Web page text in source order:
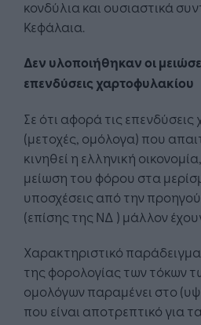
κονδύλια και ουσιαστικά
Κεφάλαια.
Δεν υλοποιήθηκαν οι
επενδύσεις χαρτοφυλακίου
Σε ότι αφορά τις
(μετοχές, ομόλογα) που
κινηθεί η ελληνική
μείωση του φόρου στα
υποσχέσεις από την
(επίσης της ΝΔ ) μάλλον
Χαρακτηριστικό παράδειγμα
της φορολογίας των τόκων
ομολόγων παραμένει στο
που είναι αποτρεπτικό για